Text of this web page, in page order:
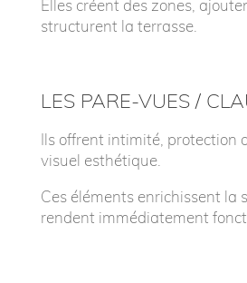
Elles créent des zones,
structurent la terrasse.
LES PARE-VUES /
Ils offrent intimité, protection
visuel esthétique.
Ces éléments enrichissent la
rendent immédiatement